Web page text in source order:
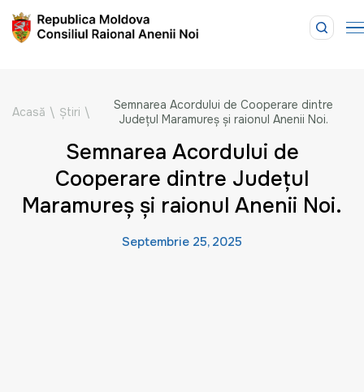
Acasă \ Știri \
Semnarea Acordului de Cooperare dintre
Județul Maramureș și raionul Anenii Noi.
Semnarea Acordului de
Cooperare dintre Județul
Maramureș și raionul Anenii Noi.
Septembrie 25, 2025